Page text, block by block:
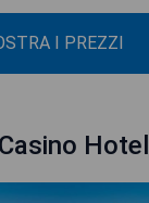
I PREZZI
Hotel